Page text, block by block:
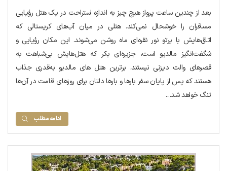
بعد از چندین ساعت پرواز هیچ چیز به اندازه استراحت در یک هتل رؤیایی
مسافران را خوشحال نمی‌کند. هتلی در میان آب‌های کریستالی که
اتاق‌هایش با پرتو نور نقره‌ای ماه روشن می‌شوند. این مکان رؤیایی و
شگفت‌انگیز مالدیو است، جزیره‌ای بکر که هتل‌هایش بی‌شباهت به
قصرهای والت دیزنی نیستند. برترین هتل‌ های مالدیو به‌قدری جذاب
هستند که پس از پایان سفر بارها و بارها دلتان برای روزهای اقامت در آن‌ها
تنگ خواهد شد....
ادامه مطلب